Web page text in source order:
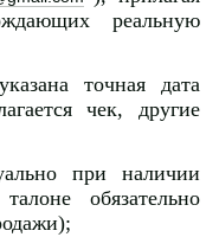
реальную
точная дата
чек, другие
при наличии
обязательно